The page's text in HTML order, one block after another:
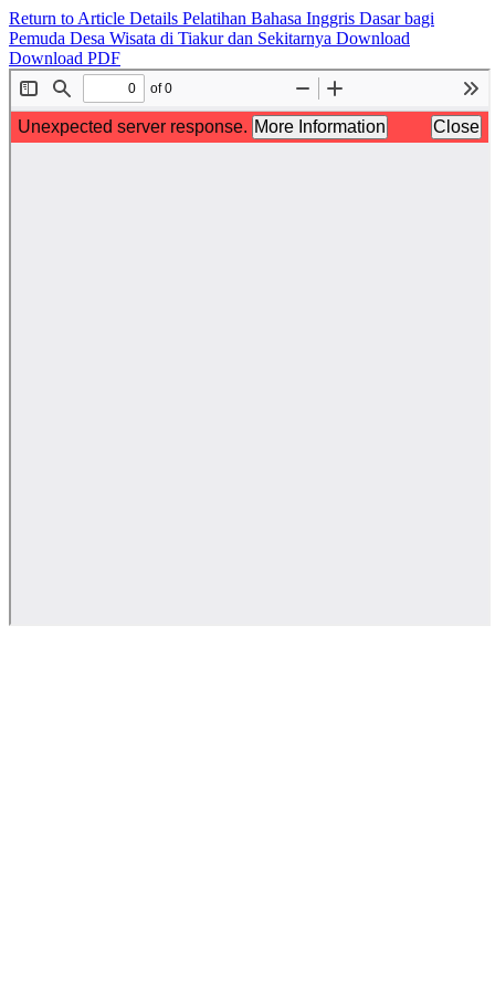
Return to Article Details Pelatihan Bahasa Inggris Dasar bagi
Pemuda Desa Wisata di Tiakur dan Sekitarnya Download
Download PDF